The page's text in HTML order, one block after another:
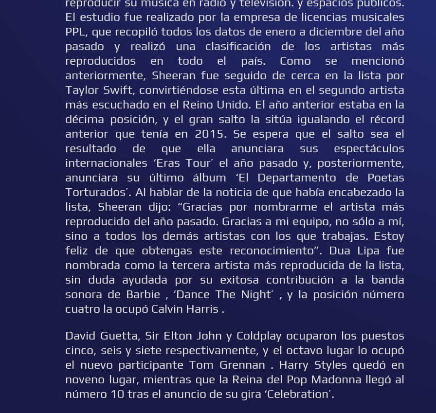
El estudio fue realizado por la empresa de licencias musicales
PPL, que recopiló todos los datos de enero a diciembre del año
pasado y realizó una clasificación de los artistas más
reproducidos en todo el país. Como se mencionó
anteriormente, Sheeran fue seguido de cerca en la lista por
Taylor Swift, convirtiéndose esta última en el segundo artista
más escuchado en el Reino Unido. El año anterior estaba en la
décima posición, y el gran salto la sitúa igualando el récord
anterior que tenía en 2015. Se espera que el salto sea el
resultado de que ella anunciara sus espectáculos
internacionales ‘Eras ​​Tour’ el año pasado y, posteriormente,
anunciara su último álbum ‘El Departamento de Poetas
Torturados’. Al hablar de la noticia de que había encabezado la
lista, Sheeran dijo: “Gracias por nombrarme el artista más
reproducido del año pasado. Gracias a mi equipo, no sólo a mí,
sino a todos los demás artistas con los que trabajas. Estoy
feliz de que obtengas este reconocimiento”. Dua Lipa fue
nombrada como la tercera artista más reproducida de la lista,
sin duda ayudada por su exitosa contribución a la banda
sonora de Barbie , ‘Dance The Night’ , y la posición número
cuatro la ocupó Calvin Harris .
David Guetta, Sir Elton John y Coldplay ocuparon los puestos
cinco, seis y siete respectivamente, y el octavo lugar lo ocupó
el nuevo participante Tom Grennan . Harry Styles quedó en
noveno lugar, mientras que la Reina del Pop Madonna llegó al
número 10 tras el anuncio de su gira ‘Celebration’.